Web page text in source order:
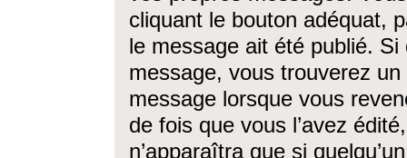
cliquant le bouton adéquat,
le message ait été publié. Si
message, vous trouverez
message lorsque vous
de fois que vous l’avez
n’apparaîtra que si